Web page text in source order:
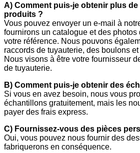
A) Comment puis-je obtenir plus
produits ?
Vous pouvez envoyer un e-mail à
fournirons un catalogue et des photos
votre référence. Nous pouvons
raccords de tuyauterie, des boulons
Nous visons à être votre fournisseur
de tuyauterie.
B) Comment puis-je obtenir des
Si vous en avez besoin, nous vous
échantillons gratuitement, mais les
payer des frais express.
C) Fournissez-vous des pièces
Oui, vous pouvez nous fournir des
fabriquerons en conséquence.